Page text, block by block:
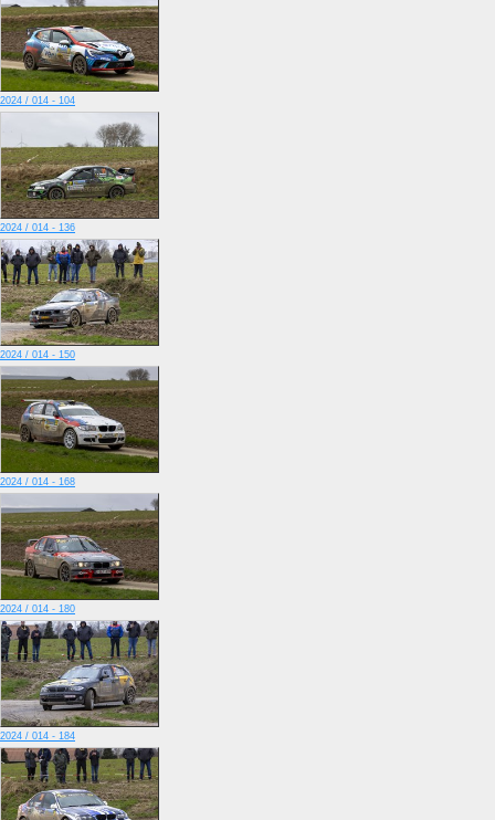
2024 / 014 - 104
2024 / 014 - 136
2024 / 014 - 150
2024 / 014 - 168
2024 / 014 - 180
2024 / 014 - 184